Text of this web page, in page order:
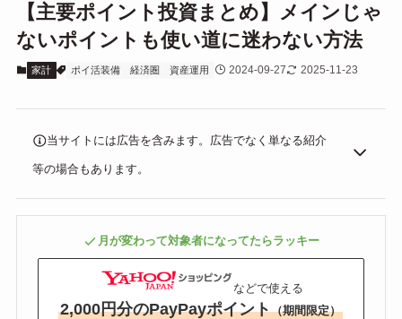
【主要ポイント投資まとめ】メインじゃ
ないポイントも使い道に迷わない方法
家計 ポイ活装備 経済圏 資産運用 2024-09-27 2025-11-23
当サイトには広告を含みます。広告でなく単なる紹介
等の場合もあります。
月が変わって対象者になってたらラッキー
などで使える
2,000円分のPayPayポイント（期間限定）